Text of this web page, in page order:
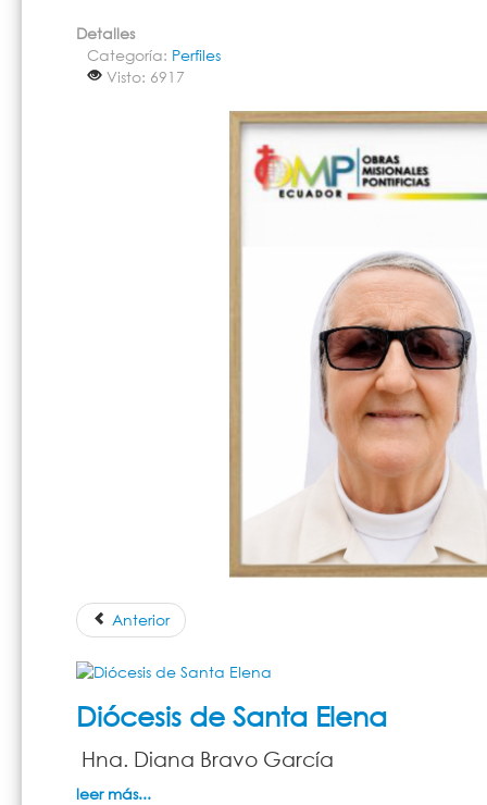
Detalles
Categoría: Perfiles
Visto: 6917
Anterior
Diócesis de Santa Elena
Hna. Diana Bravo García
leer más...